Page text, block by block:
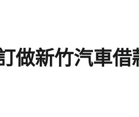
做新竹汽車借